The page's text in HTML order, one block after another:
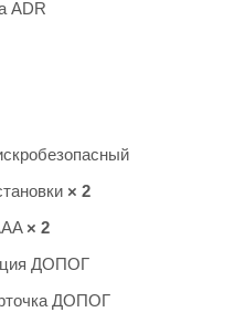
ADR
× 2
× 2
ДОПОГ
ДОПОГ